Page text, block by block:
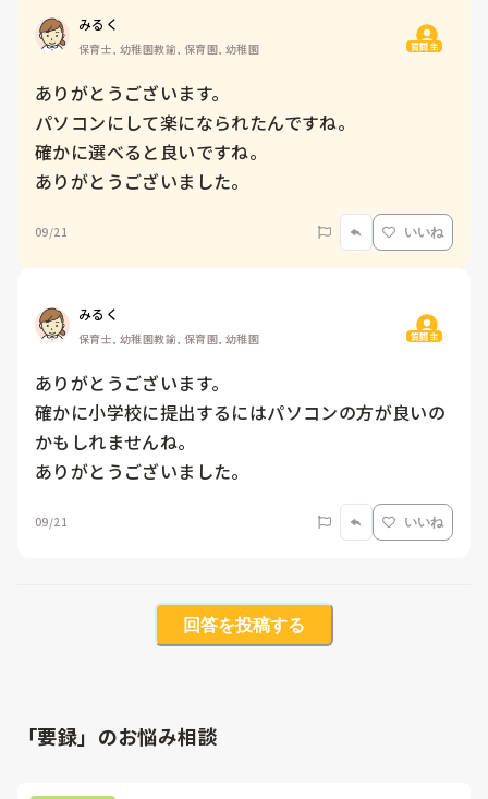
みるく
保育士, 幼稚園教諭, 保育園, 幼稚園 質問主
ありがとうございます。
パソコンにして楽になられたんですね。
確かに選べると良いですね。
ありがとうございました。
09/21 いいね
みるく
保育士, 幼稚園教諭, 保育園, 幼稚園 質問主
ありがとうございます。
確かに小学校に提出するにはパソコンの方が良いの
かもしれませんね。
ありがとうございました。
09/21 いいね
回答を投稿する
「要録」のお悩み相談